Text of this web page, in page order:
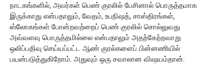
நாடகங்களில், அவர்கள் பெண் குரலில் பேசினால் பொருத்தமாக
இருக்காது என்பதாலும், வேதம், உபநிஷத், சாஸ்திரங்கள்,
ஸ்லோகங்கள் போன்றவற்றைப் பெண் குரலில் சொல்லுவது
அவ்வளவு பொருத்தமில்லை என்பதாலும் அதற்கேற்றவாறு
ஒலிப்பதிவு செய்யப்பட்ட ஆண் குரல்களைப் பின்னணியில்
பயன்படுத்துகிறோம். அதுவும் ஒரு சவாலான விஷயம்தான்.